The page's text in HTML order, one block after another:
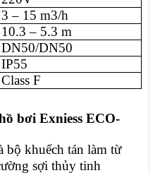
3 – 15 m3/h
10.3 – 5.3 m
DN50/DN50
IP55
Class F
bơi Exniess ECO-
bộ khuếch tán làm từ
sợi thủy tinh